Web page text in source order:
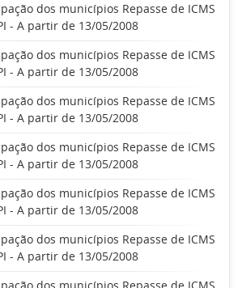
dos municípios Repasse de ICMS
- A partir de 13/05/2008
dos municípios Repasse de ICMS
- A partir de 13/05/2008
dos municípios Repasse de ICMS
- A partir de 13/05/2008
dos municípios Repasse de ICMS
- A partir de 13/05/2008
dos municípios Repasse de ICMS
- A partir de 13/05/2008
dos municípios Repasse de ICMS
- A partir de 13/05/2008